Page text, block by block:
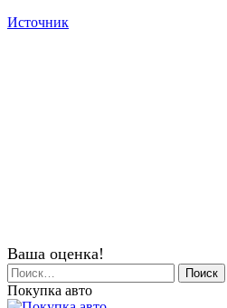
Источник
Ваша оценка!
Найти:
Покупка авто